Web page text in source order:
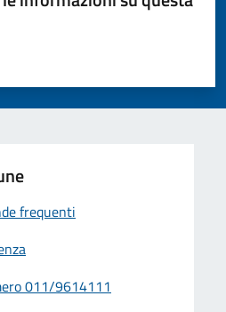
su 5
su 5
5
frequenti
011/9614111